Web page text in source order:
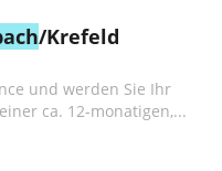
/Krefeld
und werden Sie Ihr
ca. 12-monatigen,...